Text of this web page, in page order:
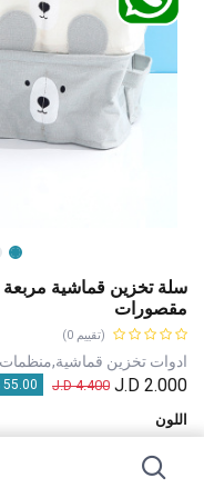
مقصورات
(تقييم 0)
ادوات تخزين قماشية,منظمات
2.000
4.400
J.D
55.00 % OFF
اللون